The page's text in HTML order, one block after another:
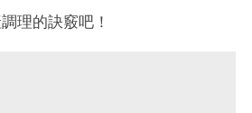
理的訣竅吧！